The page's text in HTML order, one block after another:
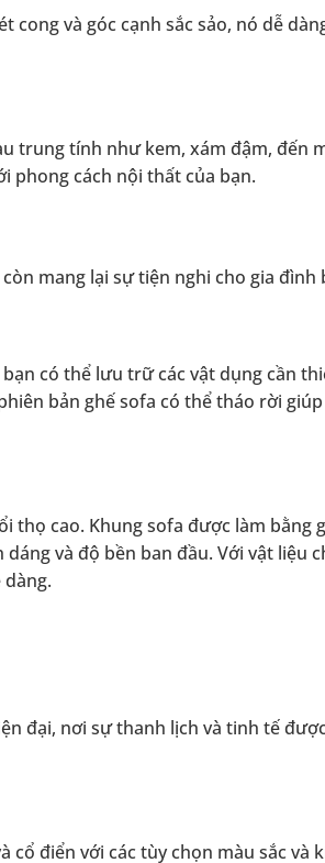
cong và góc cạnh sắc sảo, nó dễ
trung tính như kem, xám đậm, đến
phong cách nội thất của bạn.
mang lại sự tiện nghi cho gia đình
có thể lưu trữ các vật dụng cần
bản ghế sofa có thể tháo rời
thọ cao. Khung sofa được làm bằng
và độ bền ban đầu. Với vật liệu
dàng.
đại, nơi sự thanh lịch và tinh tế được
điển với các tùy chọn màu sắc và